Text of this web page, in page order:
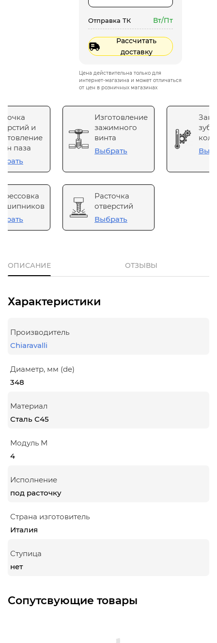
Отправка ТК Вт/Пт
Рассчитать
доставку
Цена действительна только для
интернет-магазина и может отличаться
от цен в розничных магазинах
и
паза
Изготовление
зажимного
винта
Выбрать
Расточка
отверстий
Выбрать
ОПИСАНИЕ ОТЗЫВЫ
Характеристики
Производитель
Chiaravalli
Диаметр, мм (de)
348
Материал
Сталь С45
Модуль М
4
Исполнение
под расточку
Страна изготовитель
Италия
Ступица
нет
Сопутсвующие товары